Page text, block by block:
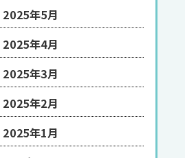
2025年5月
2025年4月
2025年3月
2025年2月
2025年1月